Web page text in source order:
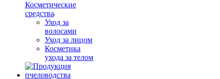
Косметические
средства
Уход за
волосами
Уход за лицом
Косметика
ухода за телом